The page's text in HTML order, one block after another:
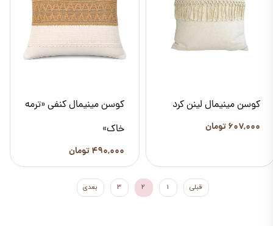
کوسن مینیمال لینن کرد
۶۰۷,۰۰۰ تومان
کوسن مینیمال کنفی «ترمه
خاک»
۴۹۰,۰۰۰ تومان
قبلی ۱ ۲ ۳ بعدی